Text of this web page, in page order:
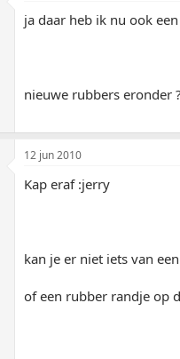
ja daar heb ik nu ook
nieuwe rubbers eronder ?
12 jun 2010
Kap eraf :jerry
kan je er niet iets van
of een rubber randje op